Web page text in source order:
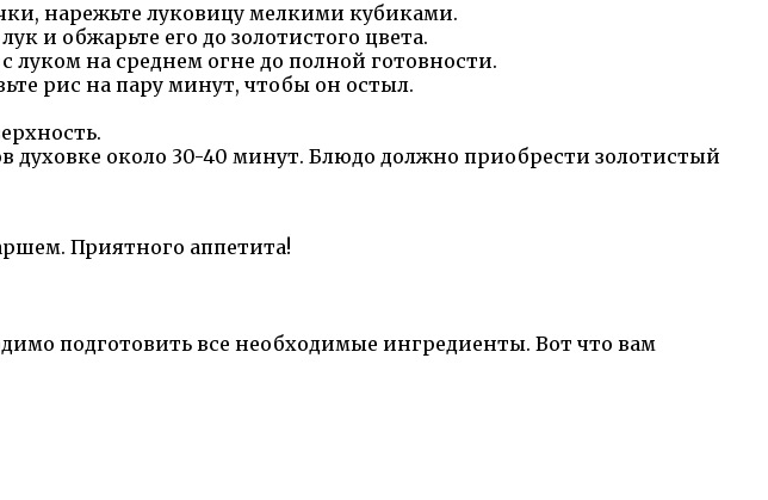
нарежьте луковицу мелкими кубиками.
и обжарьте его до золотистого цвета.
на среднем огне до полной готовности.
рис на пару минут, чтобы он остыл.
духовке около 30-40 минут. Блюдо должно приобрести золотистый
Приятного аппетита!
подготовить все необходимые ингредиенты. Вот что вам